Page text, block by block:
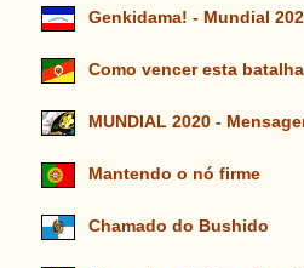
Genkidama! - Mundial
Como vencer esta
MUNDIAL 2020 -
Mantendo o nó firme
Chamado do Bushido